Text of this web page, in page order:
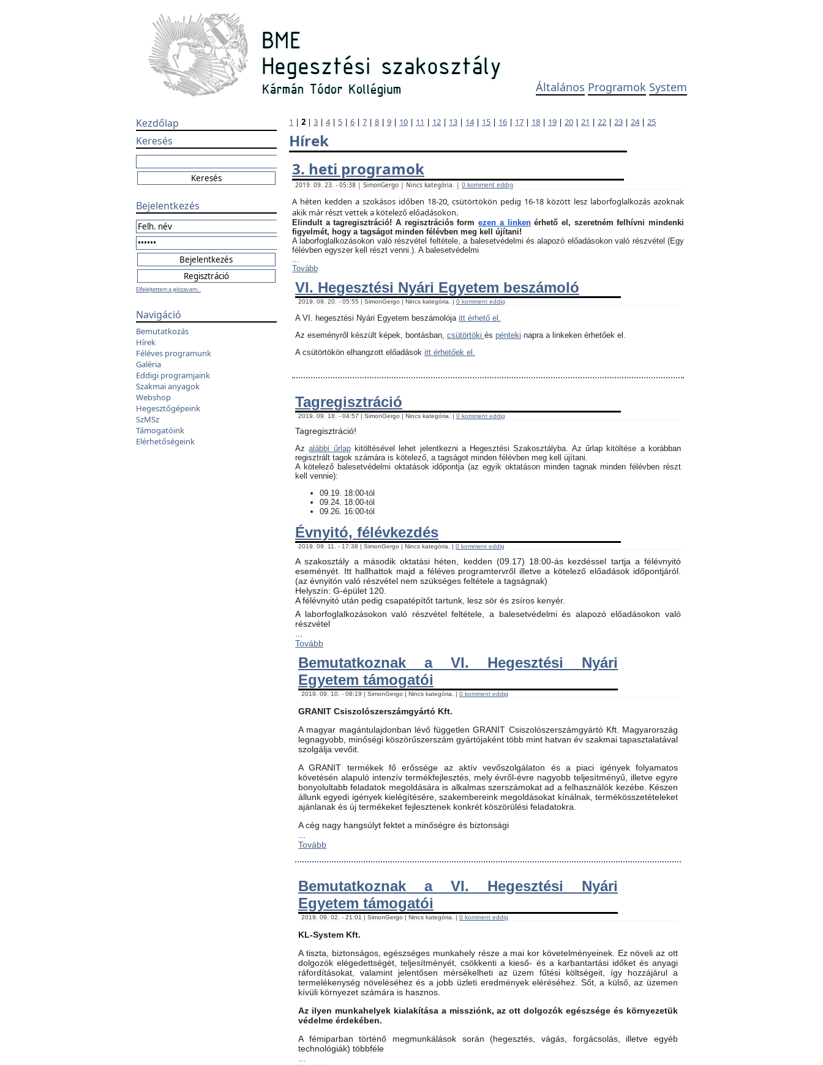
Általános Programok System
Kezdőlap
Keresés
Bejelentkezés
Elfelejtettem a jelszavam...
Navigáció
Bemutatkozás
Hírek
Féléves programunk
Galéria
Eddigi programjaink
Szakmai anyagok
Webshop
Hegesztőgépeink
SzMSz
Támogatóink
Elérhetőségeink
1 | 2 | 3 | 4| 5 | 6 | 7 | 8 | 9 | 10 | 11 | 12 | 13 | 14| 15 | 16 | 17 | 18 | 19 | 20 | 21 | 22 | 23 | 24| 25
Hírek
3. heti programok
2019. 09. 23. - 05:38 | SimonGergo | Nincs kategória. | 0 komment eddig
A héten kedden a szokásos időben 18-20, csütörtökön pedig 16-18 között lesz laborfoglalkozás azoknak
akik már részt vettek a kötelező előadásokon.
Elindult a tagregisztráció! A regisztrációs formezen a linkenérhető el, szeretném felhívni mindenki
figyelmét, hogy a tagságot minden félévben meg kell újítani!
A laborfoglalkozásokon való részvétel feltétele, a balesetvédelmi és alapozó előadásokon való részvétel (Egy
félévben egyszer kell részt venni.). A balesetvédelmi
...
Tovább
VI. Hegesztési Nyári Egyetem beszámoló
2019. 09. 20. - 05:55 | SimonGergo | Nincs kategória. | 0 komment eddig
A VI. hegesztési Nyári Egyetem beszámolója itt érhető el.
Az eseményről készült képek, bontásban, csütörtöki és pénteki napra a linkeken érhetőek el.
A csütörtökön elhangzott előadások itt érhetőek el.
Tagregisztráció
2019. 09. 18. - 04:57 | SimonGergo | Nincs kategória. | 0 komment eddig
Tagregisztráció!
Azalábbi űrlapkitöltésével lehet jelentkezni a Hegesztési Szakosztályba. Az űrlap kitöltése a korábban
regisztrált tagok számára is kötelező, a tagságot minden félévben meg kell újítani.
​A kötelező balesetvédelmi oktatások időpontja (az egyik oktatáson minden tagnak minden félévben részt
kell vennie):
09.19. 18:00-tól
09.24. 18:00-tól
09.26. 16:00-tól
Évnyitó, félévkezdés
2019. 09. 11. - 17:38 | SimonGergo | Nincs kategória. | 0 komment eddig
A szakosztály a második oktatási héten, kedden (09.17) 18:00-ás kezdéssel tartja a félévnyitó
eseményét. Itt hallhattok majd a féléves programtervről illetve a kötelező előadások időpontjáról.
(az évnyitón való részvétel nem szükséges feltétele a tagságnak)
Helyszín: G-épület 120.
A félévnyitó után pedig csapatépítőt tartunk, lesz sör és zsíros kenyér.
A laborfoglalkozásokon való részvétel feltétele, a balesetvédelmi és alapozó előadásokon való
részvétel
Tovább
Bemutatkoznak a VI. Hegesztési Nyári
Egyetem támogatói
2019. 09. 10. - 08:19 | SimonGergo | Nincs kategória. | 0 komment eddig
GRANIT Csiszolószerszámgyártó Kft.
A magyar magántulajdonban lévő független GRANIT Csiszolószerszámgyártó Kft. Magyarország
legnagyobb, minőségi köszörűszerszám gyártójaként több mint hatvan év szakmai tapasztalatával
szolgálja vevőit.
A GRANIT termékek fő erőssége az aktív vevőszolgálaton és a piaci igények folyamatos
követésén alapuló intenzív termékfejlesztés, mely évről-évre nagyobb teljesítményű, illetve egyre
bonyolultabb feladatok megoldására is alkalmas szerszámokat ad a felhasználók kezébe. Készen
állunk egyedi igények kielégítésére, szakembereink megoldásokat kínálnak, termékösszetételeket
ajánlanak és új termékeket fejlesztenek konkrét köszörülési feladatokra.
A cég nagy hangsúlyt fektet a minőségre és biztonsági
Tovább
Bemutatkoznak a VI. Hegesztési Nyári
Egyetem támogatói
2019. 09. 02. - 21:01 | SimonGergo | Nincs kategória. | 0 komment eddig
KL-System Kft.
A tiszta, biztonságos, egészséges munkahely része a mai kor követelményeinek. Ez növeli az ott
dolgozók elégedettségét, teljesítményét, csökkenti a kieső- és a karbantartási időket és anyagi
ráfordításokat, valamint jelentősen mérsékelheti az üzem fűtési költségeit, így hozzájárul a
termelékenység növeléséhez és a jobb üzleti eredmények eléréséhez. Sőt, a külső, az üzemen
kívüli környezet számára is hasznos.
Az ilyen munkahelyek kialakítása a missziónk, az ott dolgozók egészsége és környezetük
védelme érdekében.
A fémiparban történő megmunkálások során (hegesztés, vágás, forgácsolás, illetve egyéb
technológiák) többféle